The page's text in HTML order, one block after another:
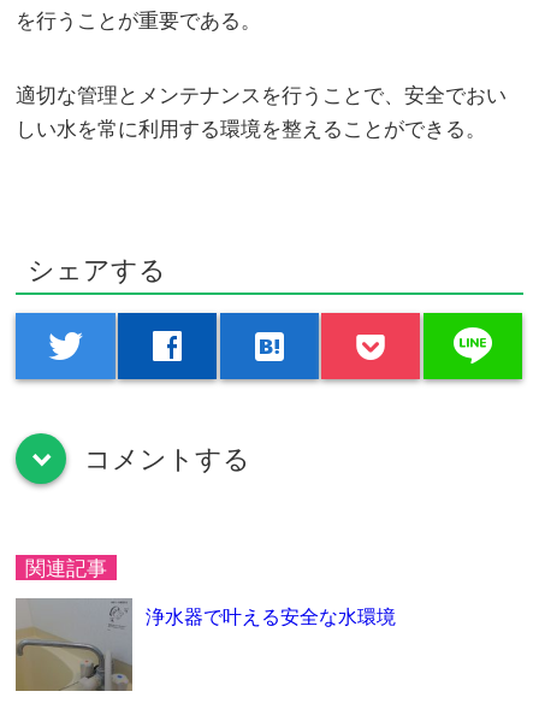
を行うことが重要である。
適切な管理とメンテナンスを行うことで、安全でおい
しい水を常に利用する環境を整えることができる。
シェアする
twitter facebook hatenabookmark line
down コメントする
関連記事
浄水器で叶える安全な水環境